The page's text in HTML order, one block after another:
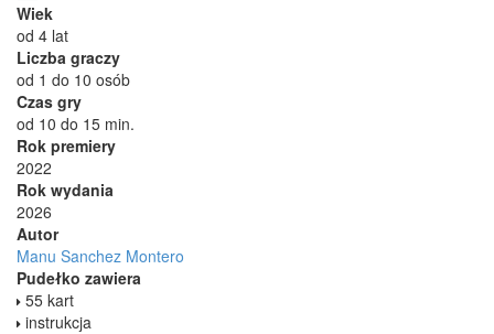
Wiek
od 4 lat
Liczba graczy
od 1 do 10 osób
Czas gry
od 10 do 15 min.
Rok premiery
2022
Rok wydania
2026
Autor
Manu Sanchez Montero
Pudełko zawiera
55 kart
instrukcja